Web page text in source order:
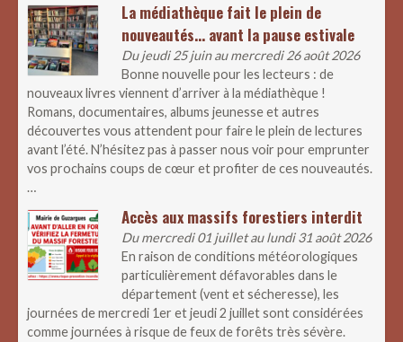
La médiathèque fait le plein de
nouveautés… avant la pause estivale
Du jeudi 25 juin au mercredi 26 août 2026
Bonne nouvelle pour les lecteurs : de
nouveaux livres viennent d’arriver à la médiathèque !
Romans, documentaires, albums jeunesse et autres
découvertes vous attendent pour faire le plein de lectures
avant l’été. N’hésitez pas à passer nous voir pour emprunter
vos prochains coups de cœur et profiter de ces nouveautés.
…
Accès aux massifs forestiers interdit
Du mercredi 01 juillet au lundi 31 août 2026
En raison de conditions météorologiques
particulièrement défavorables dans le
département (vent et sécheresse), les
journées de mercredi 1er et jeudi 2 juillet sont considérées
comme journées à risque de feux de forêts très sévère.